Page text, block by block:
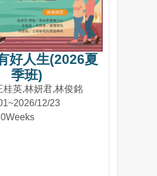
好人生(2026夏
季班)
桂英,林妍君,林俊銘
12/23